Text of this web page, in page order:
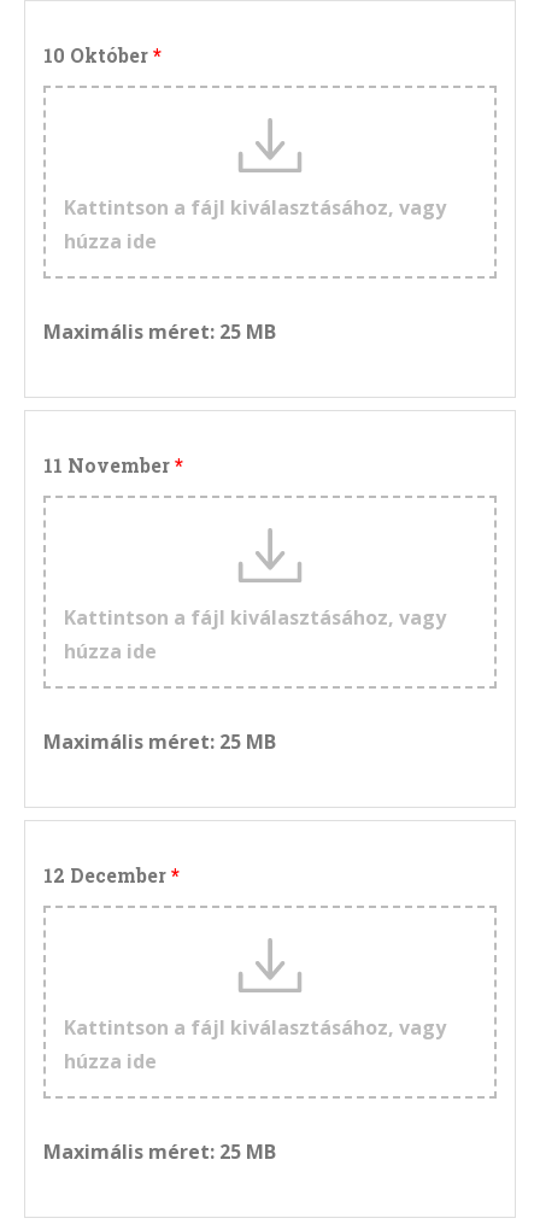
10 Október
Kattintson a fájl kiválasztásához, vagy
húzza ide
Maximális méret: 25 MB
11 November
Kattintson a fájl kiválasztásához, vagy
húzza ide
Maximális méret: 25 MB
12 December
Kattintson a fájl kiválasztásához, vagy
húzza ide
Maximális méret: 25 MB